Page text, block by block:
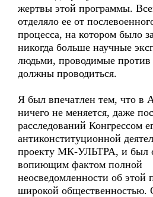
жертвы этой программы.
отделяло ее от
процесса, на котором было
никогда больше научные
людьми, проводимые
должны проводиться.
Я был впечатлен тем, что в
ничего не меняется, даже
расследований Конгрессом
антиконституционной
проекту МК-УЛЬТРА, и был
вопиющим фактом полной
неосведомленности об этой
широкой общественностью.